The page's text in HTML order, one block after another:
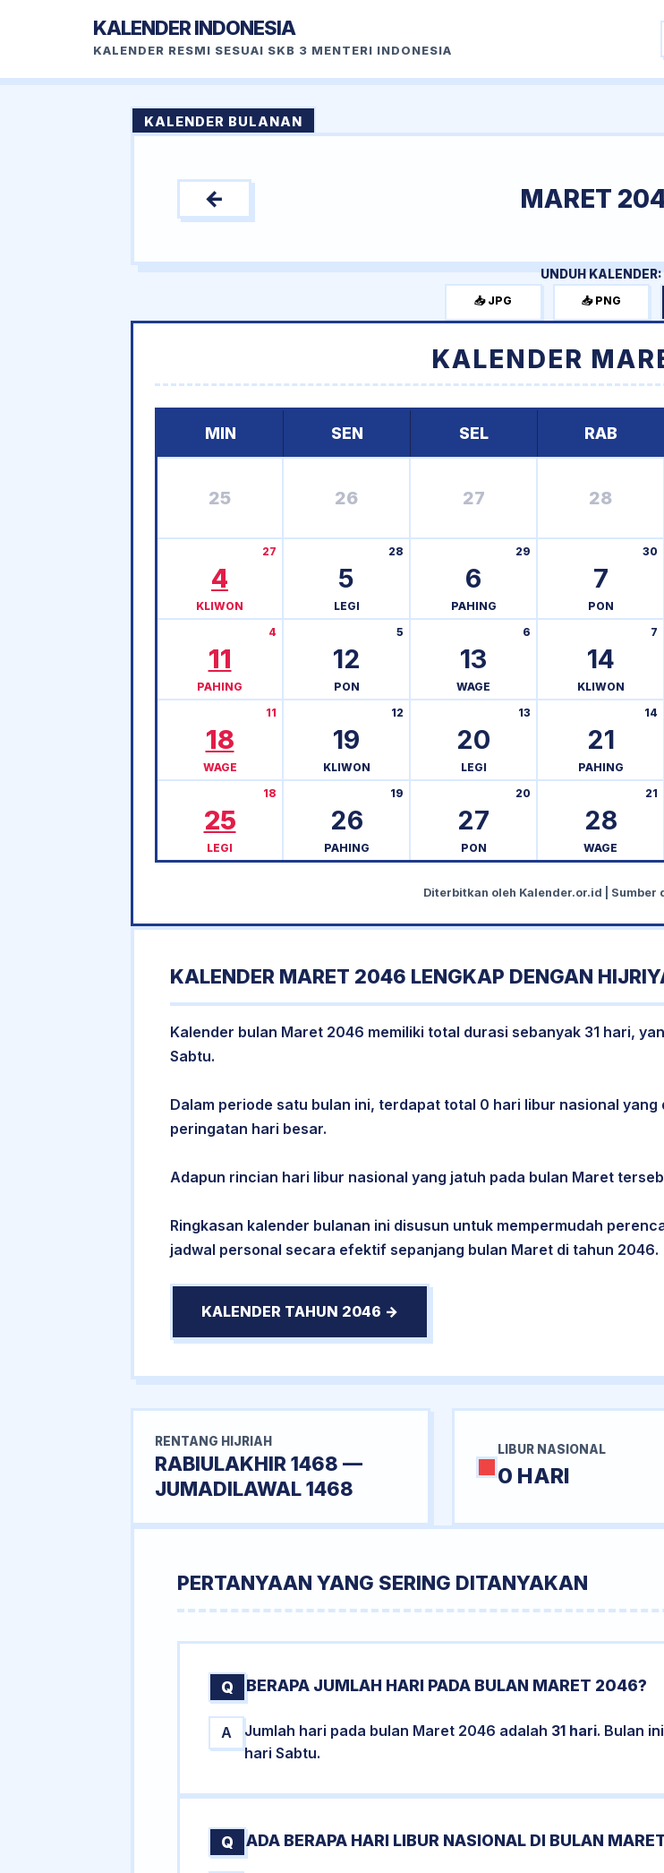
KALENDER INDONESIA
KALENDER RESMI SESUAI SKB 3 MENTERI INDONESIA
KALENDER BULANAN
← MARET
UNDUH KALENDER:
📥 JPG 📥 PNG
KALENDER
MIN SEN SEL RAB
25 26 27 28
4
27
KLIWON
5
28
LEGI
6
29
PAHING
7
30
PON
11
4
PAHING
12
5
PON
13
6
WAGE
14
7
KLIWON
18
11
WAGE
19
12
KLIWON
20
13
LEGI
21
14
PAHING
25
18
LEGI
26
19
PAHING
27
20
PON
28
21
WAGE
Diterbitkan oleh Kalender.or.id | Sumber
KALENDER MARET 2046 LENGKAP DENGAN
Kalender bulan Maret 2046 memiliki total durasi sebanyak 31 hari,
Sabtu.
Dalam periode satu bulan ini, terdapat total 0 hari libur nasional
peringatan hari besar.
Adapun rincian hari libur nasional yang jatuh pada bulan Maret
Ringkasan kalender bulanan ini disusun untuk mempermudah
jadwal personal secara efektif sepanjang bulan Maret di tahun 2046.
KALENDER TAHUN 2046 →
RENTANG HIJRIAH
RABIULAKHIR 1468 —
JUMADILAWAL 1468
LIBUR NASIONAL
0 HARI
PERTANYAAN YANG SERING DITANYAKAN
Q BERAPA JUMLAH HARI PADA BULAN MARET 2046?
A Jumlah hari pada bulan Maret 2046 adalah 31 hari. Bulan
hari Sabtu.
Q ADA BERAPA HARI LIBUR NASIONAL DI BULAN